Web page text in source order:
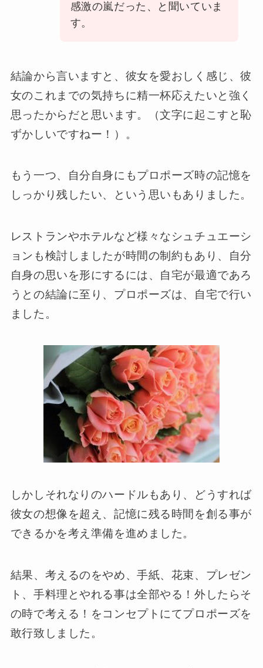
感激の嵐だった、と聞いていま
す。
結論から言いますと、彼女を愛おしく感じ、彼
女のこれまでの気持ちに精一杯応えたいと強く
思ったからだと思います。（文字に起こすと恥
ずかしいですねー！）。
もう一つ、自分自身にもプロポーズ時の記憶を
しっかり残したい、という思いもありました。
レストランやホテルなど様々なシュチュエーシ
ョンも検討しましたが時間の制約もあり、自分
自身の思いを形にするには、自宅が最適であろ
うとの結論に至り、プロポーズは、自宅で行い
ました。
しかしそれなりのハードルもあり、どうすれば
彼女の想像を超え、記憶に残る時間を創る事が
できるかを考え準備を進めました。
結果、考えるのをやめ、手紙、花束、プレゼン
ト、手料理とやれる事は全部やる！外したらそ
の時で考える！をコンセプトにてプロポーズを
敢行致しました。